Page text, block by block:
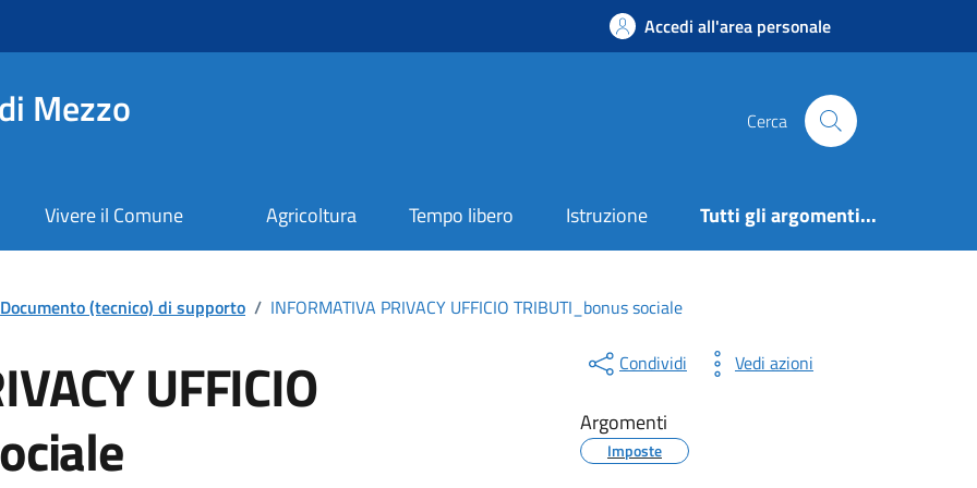
Accedi all'area personale
Mezzo Cerca
Vivere il Comune Agricoltura Tempo libero Istruzione Tutti gli argomenti...
Documento (tecnico) di supporto / INFORMATIVA PRIVACY UFFICIO TRIBUTI_bonus sociale
UFFICIO
Condividi Vedi azioni
Argomenti
Imposte